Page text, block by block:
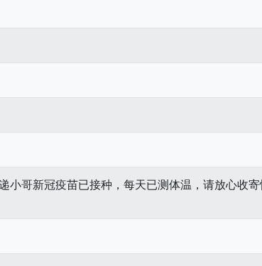
小哥新冠疫苗已接种，每天已测体温，请放心收